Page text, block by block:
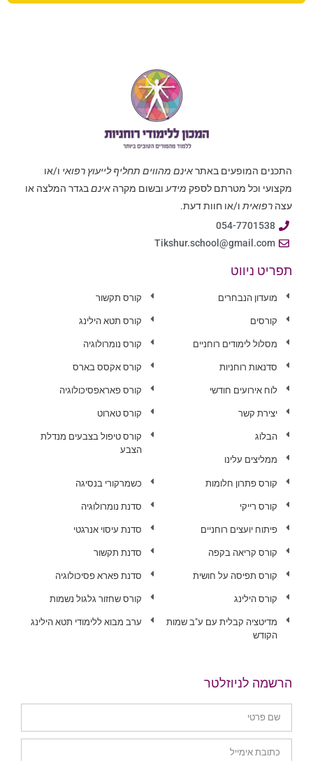
התכנים המופעים באתראינם מהווים תחליף לייעוץ רפואי ו/או
מקצועי וכל מטרתם לספק מידע ובשום מקרה אינםבגדר המלצה או
עצה רפואית ו/או חוות דעת.
054-7701538
Tikshur.school@gmail.com
תפריט ניווט
מועדון הנבחרים
קורסים
מסלול לימודים רוחניים
סדנאות רוחניות
לוח אירועים חודשי
יצירת קשר
הבלוג
ממליצים עלינו
קורס תקשור
קורס תטא הילינג
קורס נומרולוגיה
קורס אקסס בארס
קורס פאראפסיכולוגיה
קורס טארוט
קורס טיפול בצבעים מנדלת
הצבע
קורס פתרון חלומות
קורס רייקי
פיתוח יועצים רוחניים
קורס קריאה בקפה
קורס תפיסה על חושית
קורס הילינג
מדיטציה קבלית עם ע"ב שמות
הקודש
כשמרקורי בנסיגה
סדנת נומרולוגיה
סדנת עיסוי אנרגטי
סדנת תקשור
סדנת פארא פסיכולוגיה
קורס שחזור גלגול נשמות
ערב מבוא ללימודי תטא הילינג
הרשמה לניוזלטר